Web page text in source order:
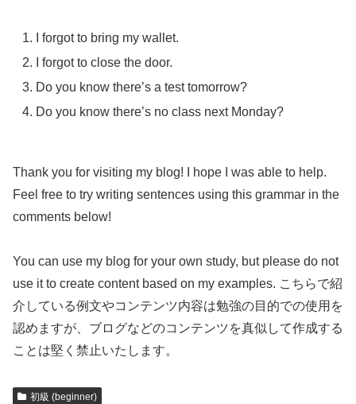
I forgot to bring my wallet.
I forgot to close the door.
Do you know there’s a test tomorrow?
Do you know there’s no class next Monday?
Thank you for visiting my blog! I hope I was able to help.
Feel free to try writing sentences using this grammar in the
comments below!
You can use my blog for your own study, but please do not
use it to create content based on my examples. こちらで紹
介している例文やコンテンツ内容は勉強の目的での使用を
認めますが、ブログなどのコンテンツを真似して作成する
ことは堅く禁止いたします。
初級 (beginner)